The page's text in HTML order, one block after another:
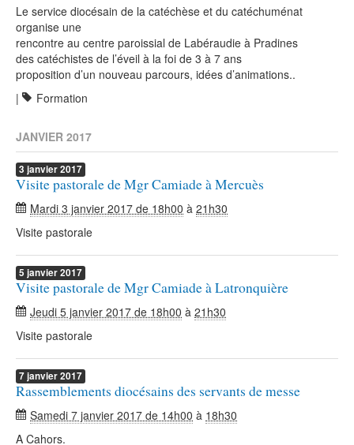
Le service diocésain de la catéchèse et du catéchuménat
organise une
rencontre au centre paroissial de Labéraudie à Pradines
des catéchistes de l’éveil à la foi de 3 à 7 ans
proposition d’un nouveau parcours, idées d’animations..
|
Formation
JANVIER 2017
3 janvier2017
Visite pastorale de Mgr Camiade à Mercuès
Mardi 3 janvier 2017 de 18h00 à 21h30
Visite pastorale
5 janvier2017
Visite pastorale de Mgr Camiade à Latronquière
Jeudi 5 janvier 2017 de 18h00 à 21h30
Visite pastorale
7janvier2017
Rassemblements diocésains des servants de messe
Samedi 7 janvier 2017 de 14h00 à 18h30
A Cahors.